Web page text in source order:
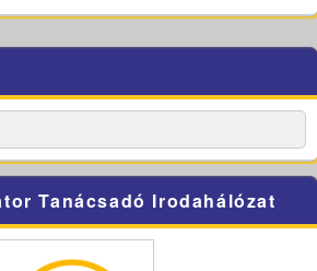
Tanácsadó Irodahálózat